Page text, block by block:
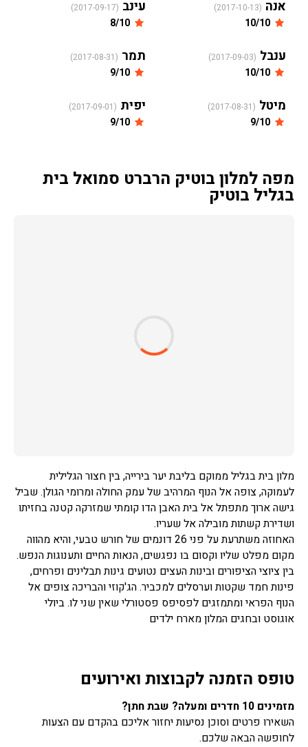
אנה (2017-10-13) עינב (2017-09-17)
ענבל (2017-09-03) תמר (2017-08-31)
מיטל (2017-08-31) יפית (2017-09-01)
מפה למלון בוטיק הרברט סמואל בית
בגליל בוטיק
מלון בית בגליל ממוקם בליבת יער בירייה, בין חצור הגלילית
לעמוקה, צופה אל הנוף המרהיב של עמק החולה ומרומי הגולן. שביל
גישה ארוך מתפתל אל בית האבן הדו קומתי שמזרקה קטנה בחזיתו
ושדירת קשתות מובילה אל שעריו.
האחוזה משתרעת על פני 26 דונמים של חורש טבעי, והיא מהווה
מקום מפלט שליו וקסום בו נפגשים, הנאות החיים ותענוגות הנפש.
בין ציוצי הציפורים ובינות העצים נטועים גינות תבלינים ופרחים,
פינות חמד שקטות וערסלים למכביר. הג'קוזי והבריכה צופים אל
הנוף הפראי ומתמזגים לפסיפס פסטורלי שאין שני לו. ביולי
אוגוסט ובחגים המלון מארח ילדים
טופס הזמנה לקבוצות ואירועים
מזמינים 10 חדרים ומעלה? שבת חתן?
השאירו פרטים וסוכן נסיעות יחזור אליכם בהקדם עם הצעות
לחופשה הבאה שלכם.